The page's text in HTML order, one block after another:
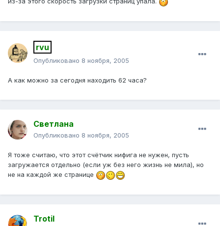
rvu
Опубликовано 8 ноября, 2005
А как можно за сегодня находить 62 часа?
Светлана
Опубликовано 8 ноября, 2005
Я тоже считаю, что этот счётчик нифига не нужен, пусть
загружается отдельно (если уж без него жизнь не мила), но
не на каждой же странице
Trotil